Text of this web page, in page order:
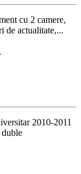
cu 2 camere,
de actualitate,...
2010-2011
duble